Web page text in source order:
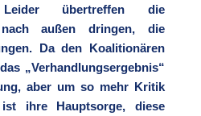
übertreffen die
außen dringen, die
Da den Koalitionären
„Verhandlungsergebnis“
aber um so mehr Kritik
ist ihre Hauptsorge, diese